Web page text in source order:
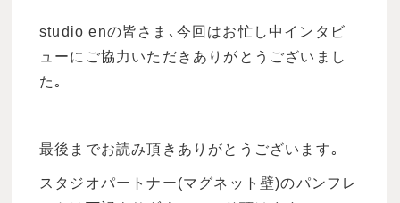
studio enの皆さま､今回はお忙し中インタビ
ューにご協力いただきありがとうございまし
た｡
最後までお読み頂きありがとうございます｡
スタジオパートナー(マグネット壁)のパンフレ